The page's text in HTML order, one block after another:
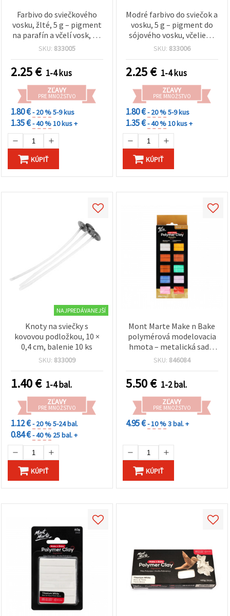
Farbivo do sviečkového
vosku, žlté, 5 g – pigment
na parafín a včelí vosk, na
ručne vyrábané sviečky a
SKU: 833005
2.25€ 1-4 kus
ZĽAVY
PRE MNOŽSTVO
1.80 €- 20 %5-9 kus
1.35 €- 40 %10 kus +
KÚPIŤ
Modré farbivo do sviečok a
vosku, 5 g – pigment do
sójového vosku, včelieho
vosku a parafínu, na ručnú
SKU: 833006
2.25€ 1-4 kus
ZĽAVY
PRE MNOŽSTVO
1.80 €- 20 %5-9 kus
1.35 €- 40 %10 kus +
KÚPIŤ
NAJPREDÁVANEJŠÍ
Knoty na sviečky s
kovovou podložkou, 10 ×
0,4 cm, balenie 10 ks
SKU: 833009
1.40€ 1-4 bal.
ZĽAVY
PRE MNOŽSTVO
1.12 €- 20 %5-24 bal.
0.84 €- 40 % 25 bal. +
KÚPIŤ
Mont Marte Make n Bake
polymérová modelovacia
hmota – metalická sada,
mix 10 farieb, 10 g/kus
SKU: 846084
5.50€ 1-2 bal.
ZĽAVY
PRE MNOŽSTVO
4.95 €- 10 %3 bal. +
KÚPIŤ